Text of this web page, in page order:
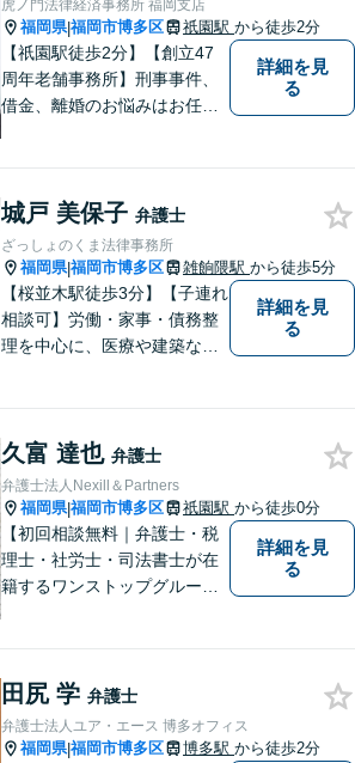
虎ノ門法律経済事務所 福岡支店
福岡県|福岡市博多区 祇園駅 から徒歩2分
【祇園駅徒歩2分】【創立47
周年老舗事務所】刑事事件、
借金、離婚のお悩みはお任せ
熱を持って、難しい案件も諦
めずに解決を目指します。
【他士業連携】
詳細を見
る
城戸 美保子 弁護士
ざっしょのくま法律事務所
福岡県|福岡市博多区 雑餉隈駅 から徒歩5分
【桜並木駅徒歩3分】【子連れ
相談可】労働・家事・債務整
理を中心に、医療や建築など
も、早めにお越しいただい
て、一緒に解決を目指しまし
ょう。
詳細を見
る
久富 達也 弁護士
弁護士法人Nexill＆Partners
福岡県|福岡市博多区 祇園駅 から徒歩0分
【初回相談無料｜弁護士・税
理士・社労士・司法書士が在
籍するワンストップグルー
等複数士業の知識が必要な案
件を一括して対応。九州トッ
プクラスの豊富な実績。
詳細を見
る
田尻 学 弁護士
弁護士法人ユア・エース 博多オフィス
福岡県|福岡市博多区 博多駅 から徒歩2分